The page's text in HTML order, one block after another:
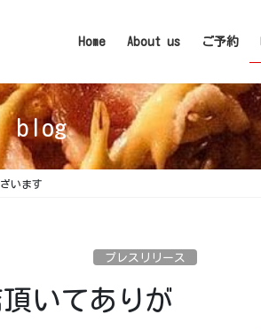
Home About us ご予約
blog
います
プレスリリース
いてありが